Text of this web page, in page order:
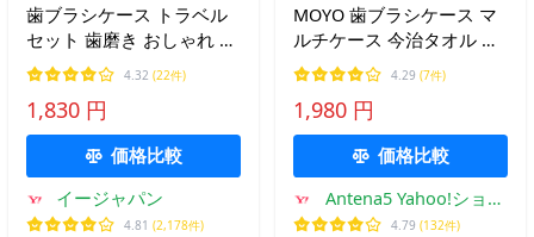
歯ブラシケース トラベル
セット 歯磨き おしゃれ か
わいい コップ付き 携帯用
持ち運び 歯磨き粉入る 大
きめ 自立 立つ 出張 オフ
ィス 2本 ポイント利用 爆
4.32 (22件)
1,830 円
価格比較
イージャパン
4.81 (2,178件)
MOYO 歯ブラシケース マ
ルチケース 今治タオル 消
臭 ブリーズブロンズ 綿
100% デザイン雑貨 モヨウ
日本製 カラー 携帯用 旅行
出張 コットン100% ◇爆買
4.29 (7件)
1,980 円
価格比較
Antena5 Yahoo!ショッ
ピング店
4.79 (132件)